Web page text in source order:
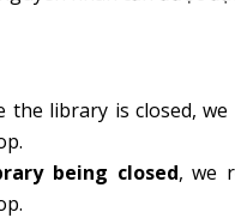
the library is closed,
being closed, we